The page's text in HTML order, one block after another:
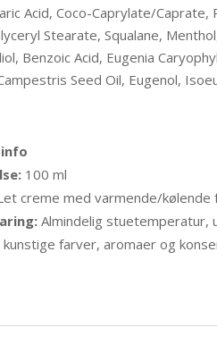
Acid, Coco-Caprylate/
Stearate, Squalane,
Benzoic Acid, Eugenia
Seed Oil, Eugenol,
100 ml
creme med varmende/kølende
Almindelig stuetemperatur,
kunstige farver, aromaer og